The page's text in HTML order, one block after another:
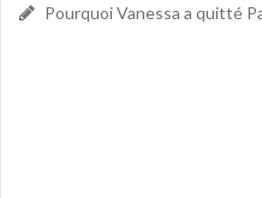
Pourquoi Vanessa a quitté